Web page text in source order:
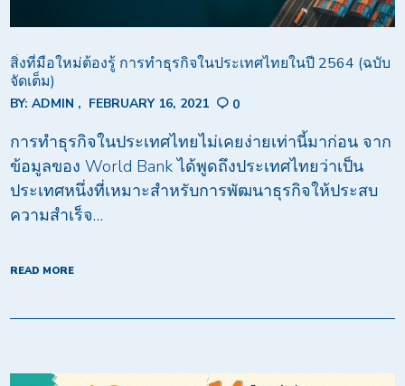
สิ่งที่มือใหม่ต้องรู้ การทำธุรกิจในประเทศไทยในปี 2564 (ฉบับ
จัดเต็ม)
BY:ADMIN FEBRUARY 16, 2021 0
การทำธุรกิจในประเทศไทยไม่เคยง่ายเท่านี้มาก่อน จาก
ข้อมูลของ World Bank ได้พูดถึงประเทศไทยว่าเป็น
ประเทศหนึ่งที่เหมาะสำหรับการพัฒนาธุรกิจให้ประสบ
ความสำเร็จ…
READ MORE